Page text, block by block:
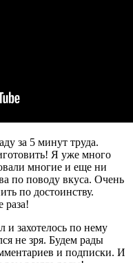
за 5 минут труда.
Я уже много
многие и еще ни
по поводу вкуса. Очень
по достоинству.
раза!
и захотелось по нему
не зря. Будем рады
и подписки. И